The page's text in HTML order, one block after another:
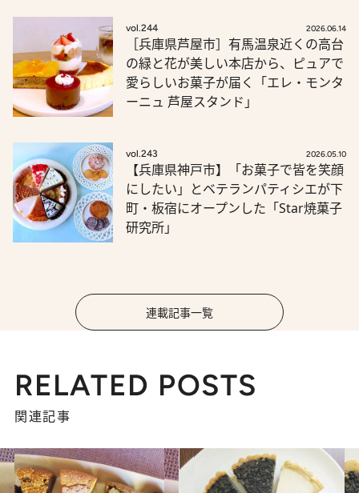
vol.244 2026.06.14
［兵庫県芦屋市］有馬温泉近くの高台
の緑と花が美しい本店から、ピュアで
愛らしいお菓子が届く「エレ・モンタ
ーニュ 芦屋スタンド」
vol.243 2026.05.10
【兵庫県神戸市】「お菓子で皆を笑顔
にしたい」とベテランパティシエが下
町・板宿にオープンした「Star焼菓子
研究所」
連載記事一覧
RELATED POSTS
関連記事